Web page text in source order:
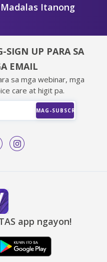
Itanong
SIGN UP PARA SA
EMAIL
sa mga webinar, mga
care at higit pa.
app ngayon!